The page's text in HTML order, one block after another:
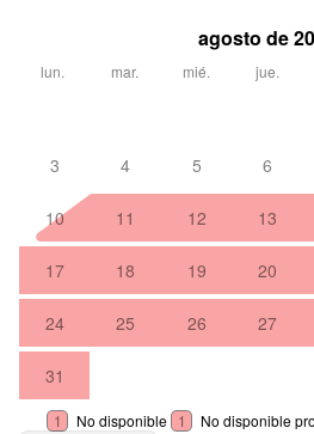
agosto de
lun. mar. mié. jue.
3 4 5 6
10 11 12 13
17 18 19 20
24 25 26 27
31
1 No disponible 1 No disponible